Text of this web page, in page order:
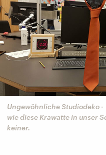
Ungewöhnliche Studiodeko -
wie diese Krawatte in unser
keiner.